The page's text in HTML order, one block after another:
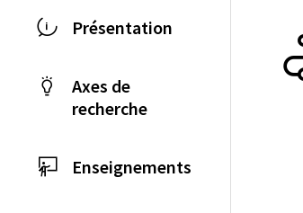
Présentation
Axes de
recherche
Enseignements